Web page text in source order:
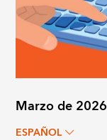
Marzo de 2026
ESPAÑOL